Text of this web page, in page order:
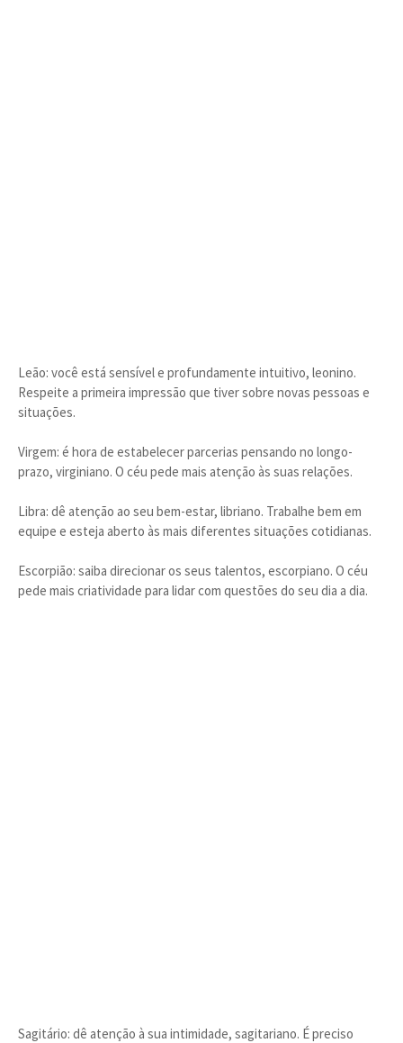
Leão: você está sensível e profundamente intuitivo, leonino.
Respeite a primeira impressão que tiver sobre novas pessoas e
situações.
Virgem: é hora de estabelecer parcerias pensando no longo-
prazo, virginiano. O céu pede mais atenção às suas relações.
Libra: dê atenção ao seu bem-estar, libriano. Trabalhe bem em
equipe e esteja aberto às mais diferentes situações cotidianas.
Escorpião: saiba direcionar os seus talentos, escorpiano. O céu
pede mais criatividade para lidar com questões do seu dia a dia.
Sagitário: dê atenção à sua intimidade, sagitariano. É preciso